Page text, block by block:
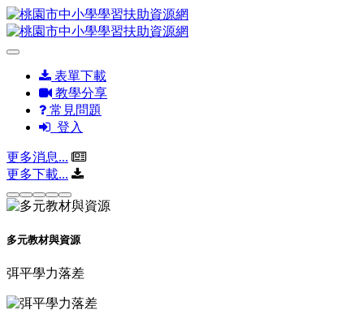
表單下載
教學分享
常見問題
登入
更多消息...
更多下載...
多元教材與資源
弭平學力落差